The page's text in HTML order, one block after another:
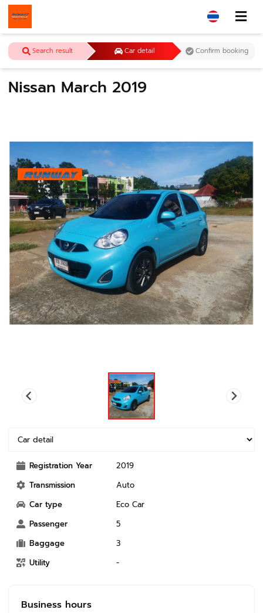
Search result Car detail Confirm booking
Nissan March 2019
Registration Year
2019
Transmission
Auto
Car type
Eco Car
Passenger
5
Baggage
3
Utility
-
Business hours